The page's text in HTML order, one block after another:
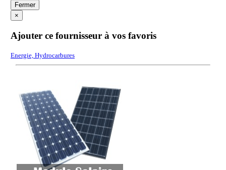
Fermer
×
Ajouter ce fournisseur à vos favoris
Energie, Hydrocarbures